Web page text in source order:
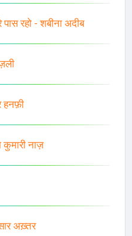
रहो - शबीना अदीब
कुमारी नाज़
अख़्तर